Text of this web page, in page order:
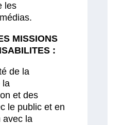
les
MISSIONS
:
de la
la
et des
le public et en
avec la